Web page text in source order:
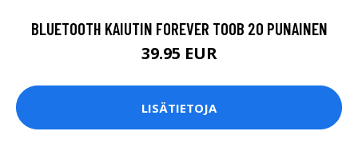
BLUETOOTH KAIUTIN FOREVER TOOB 20 PUNAINEN
39.95 EUR
LISÄTIETOJA